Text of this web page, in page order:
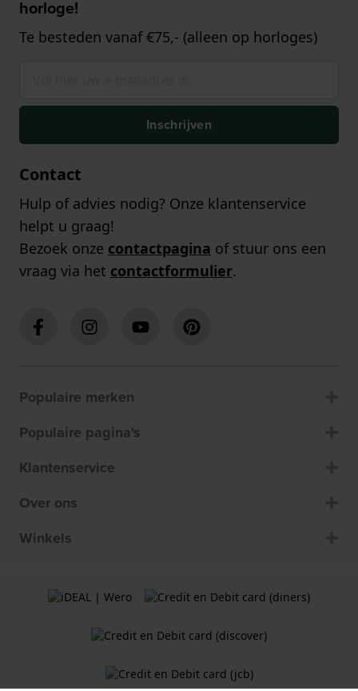
horloge!
Te besteden vanaf €75,- (alleen op horloges)
Inschrijven
Contact
Hulp of advies nodig? Onze klantenservice
helpt u graag!
Bezoek onze contactpagina of stuur ons een
vraag via het contactformulier.
Populaire merken
Populaire pagina's
Klantenservice
Over ons
Winkels